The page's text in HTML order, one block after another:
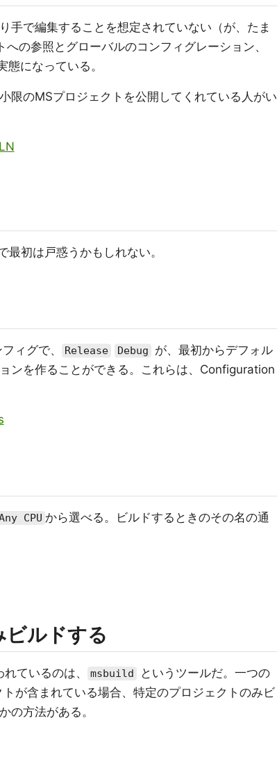
手で編集することを想定されていない（が、たま
の参照とグローバルのコンフィグレーション、
になっている。
限のMSプロジェクトを公開してくれている人がい
初は戸惑うかもしれない。
ィグで、 Release Debug
が、最初からデフォル
ンを作ることができる。これらは、Configuration
CPU から選べる。ビルドするときのその名の通
ルドする
ているのは、 msbuild
というツールだ。一つの
が含まれている場合、特定のプロジェクトのみビ
の方法がある。